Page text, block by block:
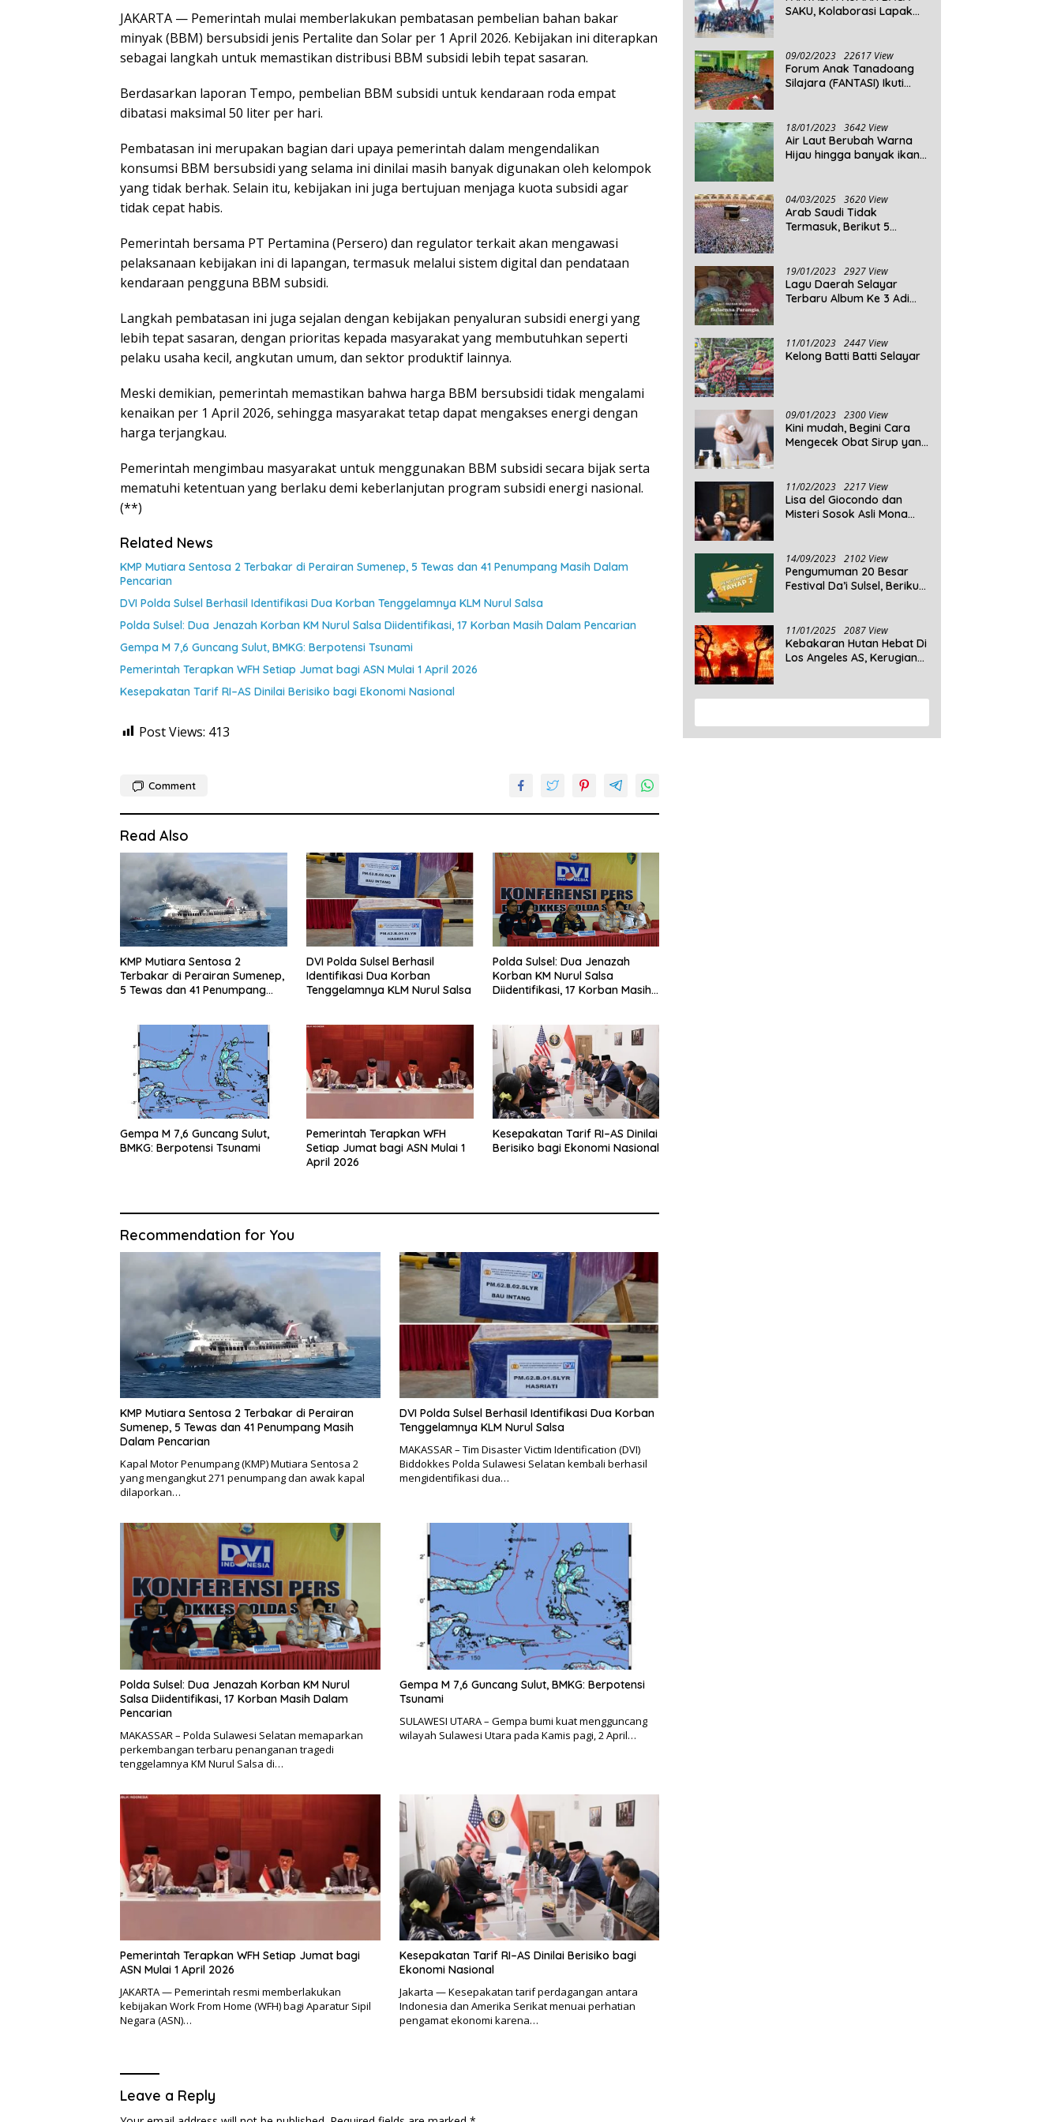
JAKARTA — Pemerintah mulai memberlakukan pembatasan pembelian bahan bakar
minyak (BBM) bersubsidi jenis Pertalite dan Solar per 1 April 2026. Kebijakan ini diterapkan
sebagai langkah untuk memastikan distribusi BBM subsidi lebih tepat sasaran.
Berdasarkan laporan Tempo, pembelian BBM subsidi untuk kendaraan roda empat
dibatasi maksimal 50 liter per hari.
Pembatasan ini merupakan bagian dari upaya pemerintah dalam mengendalikan
konsumsi BBM bersubsidi yang selama ini dinilai masih banyak digunakan oleh kelompok
yang tidak berhak. Selain itu, kebijakan ini juga bertujuan menjaga kuota subsidi agar
tidak cepat habis.
Pemerintah bersama PT Pertamina (Persero) dan regulator terkait akan mengawasi
pelaksanaan kebijakan ini di lapangan, termasuk melalui sistem digital dan pendataan
kendaraan pengguna BBM subsidi.
Langkah pembatasan ini juga sejalan dengan kebijakan penyaluran subsidi energi yang
lebih tepat sasaran, dengan prioritas kepada masyarakat yang membutuhkan seperti
pelaku usaha kecil, angkutan umum, dan sektor produktif lainnya.
Meski demikian, pemerintah memastikan bahwa harga BBM bersubsidi tidak mengalami
kenaikan per 1 April 2026, sehingga masyarakat tetap dapat mengakses energi dengan
harga terjangkau.
Pemerintah mengimbau masyarakat untuk menggunakan BBM subsidi secara bijak serta
mematuhi ketentuan yang berlaku demi keberlanjutan program subsidi energi nasional.
(**)
Related News
KMP Mutiara Sentosa 2 Terbakar di Perairan Sumenep, 5 Tewas dan 41 Penumpang Masih Dalam
Pencarian
DVI Polda Sulsel Berhasil Identifikasi Dua Korban Tenggelamnya KLM Nurul Salsa
Polda Sulsel: Dua Jenazah Korban KM Nurul Salsa Diidentifikasi, 17 Korban Masih Dalam Pencarian
Gempa M 7,6 Guncang Sulut, BMKG: Berpotensi Tsunami
Pemerintah Terapkan WFH Setiap Jumat bagi ASN Mulai 1 April 2026
Kesepakatan Tarif RI–AS Dinilai Berisiko bagi Ekonomi Nasional
Post Views: 413
Comment
Read Also
KMP Mutiara Sentosa 2
Terbakar di Perairan Sumenep,
5 Tewas dan 41 Penumpang
DVI Polda Sulsel Berhasil
Identifikasi Dua Korban
Tenggelamnya KLM Nurul Salsa
Polda Sulsel: Dua Jenazah
Korban KM Nurul Salsa
Diidentifikasi, 17 Korban Masih
Gempa M 7,6 Guncang Sulut,
BMKG: Berpotensi Tsunami
Pemerintah Terapkan WFH
Setiap Jumat bagi ASN Mulai 1
April 2026
Kesepakatan Tarif RI–AS Dinilai
Berisiko bagi Ekonomi Nasional
Recommendation for You
KMP Mutiara Sentosa 2 Terbakar di Perairan
Sumenep, 5 Tewas dan 41 Penumpang Masih
Dalam Pencarian
Kapal Motor Penumpang (KMP) Mutiara Sentosa 2
yang mengangkut 271 penumpang dan awak kapal
dilaporkan…
DVI Polda Sulsel Berhasil Identifikasi Dua Korban
Tenggelamnya KLM Nurul Salsa
MAKASSAR – Tim Disaster Victim Identification (DVI)
Biddokkes Polda Sulawesi Selatan kembali berhasil
mengidentifikasi dua…
Polda Sulsel: Dua Jenazah Korban KM Nurul
Salsa Diidentifikasi, 17 Korban Masih Dalam
Pencarian
MAKASSAR – Polda Sulawesi Selatan memaparkan
perkembangan terbaru penanganan tragedi
tenggelamnya KM Nurul Salsa di…
Gempa M 7,6 Guncang Sulut, BMKG: Berpotensi
Tsunami
SULAWESI UTARA – Gempa bumi kuat mengguncang
wilayah Sulawesi Utara pada Kamis pagi, 2 April…
Pemerintah Terapkan WFH Setiap Jumat bagi
ASN Mulai 1 April 2026
JAKARTA — Pemerintah resmi memberlakukan
kebijakan Work From Home (WFH) bagi Aparatur Sipil
Negara (ASN)…
Kesepakatan Tarif RI–AS Dinilai Berisiko bagi
Ekonomi Nasional
Jakarta — Kesepakatan tarif perdagangan antara
Indonesia dan Amerika Serikat menuai perhatian
pengamat ekonomi karena…
Leave a Reply
SAKU, Kolaborasi Lapak
09/02/2023 22617 View
Forum Anak Tanadoang
Silajara (FANTASI) Ikuti
18/01/2023 3642 View
Air Laut Berubah Warna
Hijau hingga banyak ikan
04/03/2025 3620 View
Arab Saudi Tidak
Termasuk, Berikut 5
Dunia Tahun 2025
19/01/2023 2927 View
Lagu Daerah Selayar
Terbaru Album Ke 3 Adi
11/01/2023 2447 View
Kelong Batti Batti Selayar
09/01/2023 2300 View
Kini mudah, Begini Cara
Mengecek Obat Sirup yang
Aman Untuk Dikonsumsi
11/02/2023 2217 View
Lisa del Giocondo dan
Misteri Sosok Asli Mona
14/09/2023 2102 View
Pengumuman 20 Besar
Festival Da’i Sulsel, Berikut
11/01/2025 2087 View
Kebakaran Hutan Hebat Di
Los Angeles AS, Kerugian